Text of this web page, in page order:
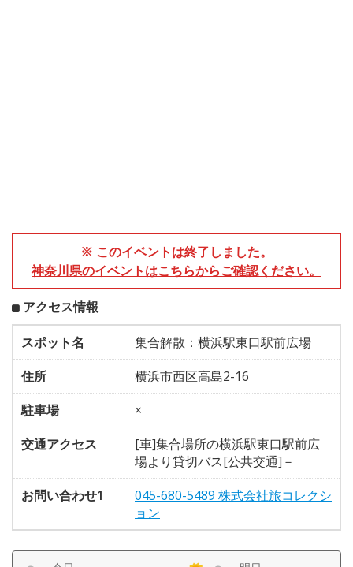
※ このイベントは終了しました。
神奈川県のイベントはこちらからご確認ください。
アクセス情報
スポット名
集合解散：横浜駅東口駅前広場
住所
横浜市西区高島2-16
駐車場
×
交通アクセス
[車]集合場所の横浜駅東口駅前広
場より貸切バス[公共交通]－
お問い合わせ1
045-680-5489 株式会社旅コレクシ
ョン